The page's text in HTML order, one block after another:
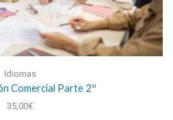
Idiomas
Comercial Parte 2º
35,00€